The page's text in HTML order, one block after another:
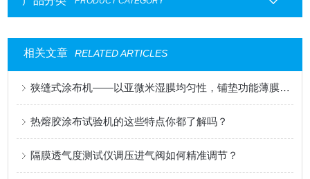
相关文章 RELATED ARTICLES
狭缝式涂布机——以亚微米湿膜均匀性，铺垫功能薄膜的性能基石
热熔胶涂布试验机的这些特点你都了解吗？
隔膜透气度测试仪调压进气阀如何精准调节？